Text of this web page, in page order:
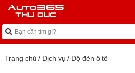
Trang chủ / Dịch vụ / Độ đèn ô tô